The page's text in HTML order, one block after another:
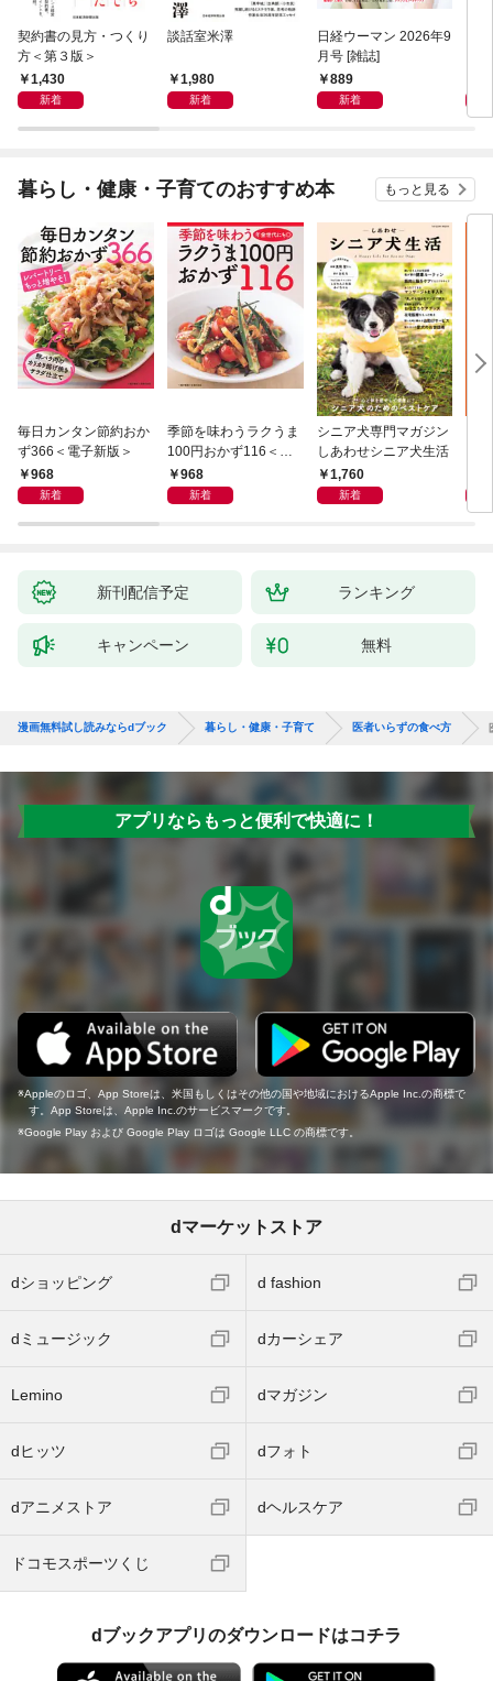
契約書の見方・つくり
方＜第３版＞
1,430
新着
談話室米澤
1,980
新着
日経ウーマン 2026年9
月号 [雑誌]
889
新着
暮らし・健康・子育てのおすすめ本 もっと見る
毎日カンタン節約おか
ず366＜電子新版＞
968
新着
季節を味わうラクうま
100円おかず116＜電
子新版＞
968
新着
シニア犬専門マガジン
しあわせシニア犬生活
1,760
新着
新刊配信予定 ランキング
キャンペーン 無料
漫画無料試し読みならdブック 暮らし・健康・子育て 医者いらずの食べ方
アプリならもっと便利で快適に！
Appleのロゴ、App Storeは、米国もしくはその他の国や地域におけるApple Inc.の商標で
す。App Storeは、Apple Inc.のサービスマークです。
Google Play および Google Play ロゴは Google LLC の商標です。
dマーケットストア
dショッピング d fashion
dミュージック dカーシェア
Lemino dマガジン
dヒッツ dフォト
dアニメストア dヘルスケア
ドコモスポーツくじ
dブックアプリのダウンロードはコチラ